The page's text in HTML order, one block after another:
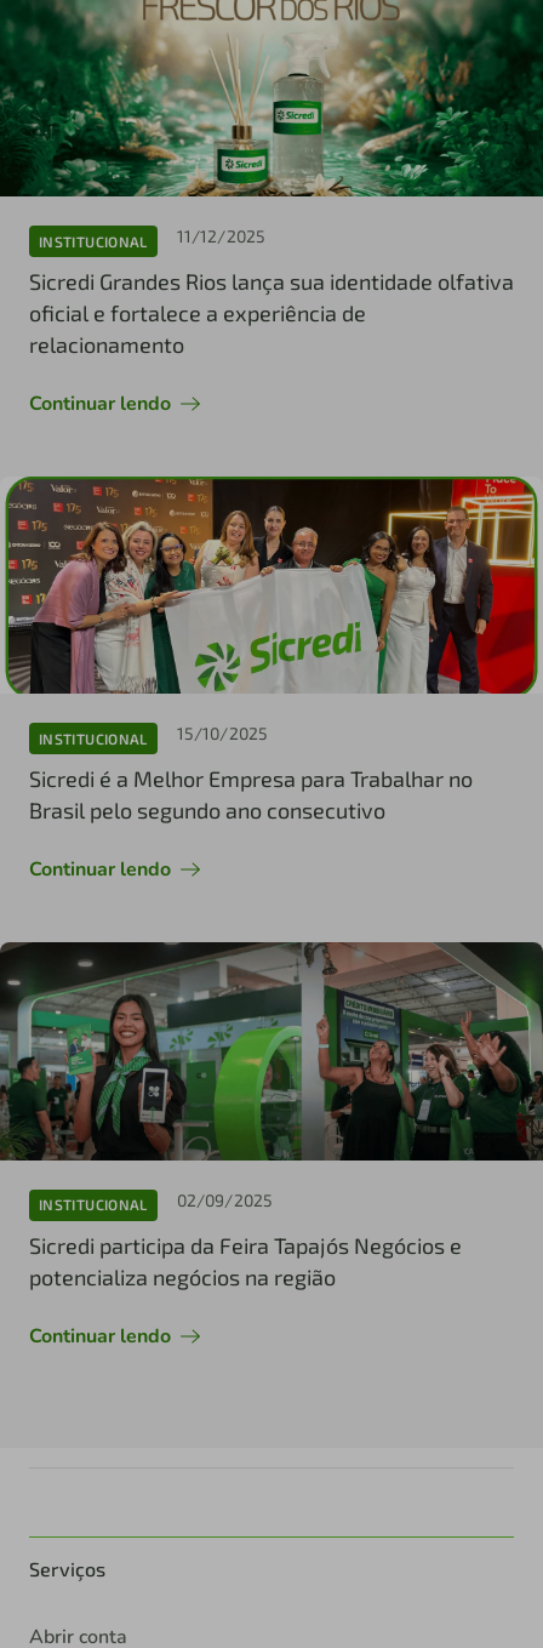
INSTITUCIONAL 11/12/2025
Sicredi Grandes Rios lança sua identidade olfativa
oficial e fortalece a experiência de
relacionamento
Continuar lendo
INSTITUCIONAL 15/10/2025
Sicredi é a Melhor Empresa para Trabalhar no
Brasil pelo segundo ano consecutivo
Continuar lendo
INSTITUCIONAL 02/09/2025
Sicredi participa da Feira Tapajós Negócios e
potencializa negócios na região
Continuar lendo
Serviços
Abrir conta